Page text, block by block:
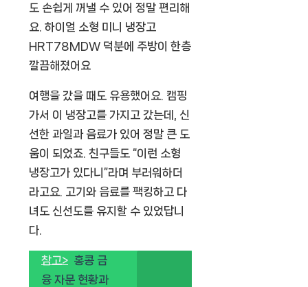
도 손쉽게 꺼낼 수 있어 정말 편리해
요. 하이얼 소형 미니 냉장고
HRT78MDW 덕분에 주방이 한층
깔끔해졌어요
여행을 갔을 때도 유용했어요. 캠핑
가서 이 냉장고를 가지고 갔는데, 신
선한 과일과 음료가 있어 정말 큰 도
움이 되었죠. 친구들도 “이런 소형
냉장고가 있다니”라며 부러워하더
라고요. 고기와 음료를 팩킹하고 다
녀도 신선도를 유지할 수 있었답니
다.
참고> 홍콩 금
융 자문 현황과